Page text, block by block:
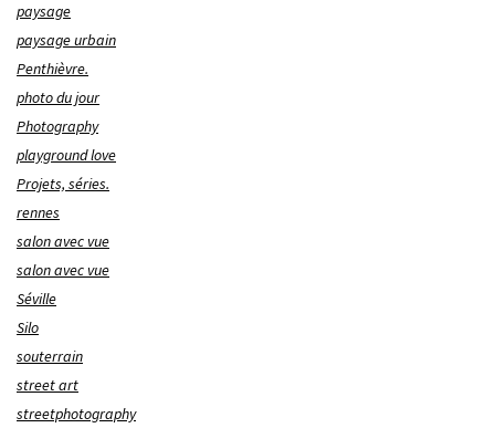
paysage
paysage urbain
Penthièvre.
photo du jour
Photography
playground love
Projets, séries.
rennes
salon avec vue
salon avec vue
Séville
Silo
souterrain
street art
streetphotography